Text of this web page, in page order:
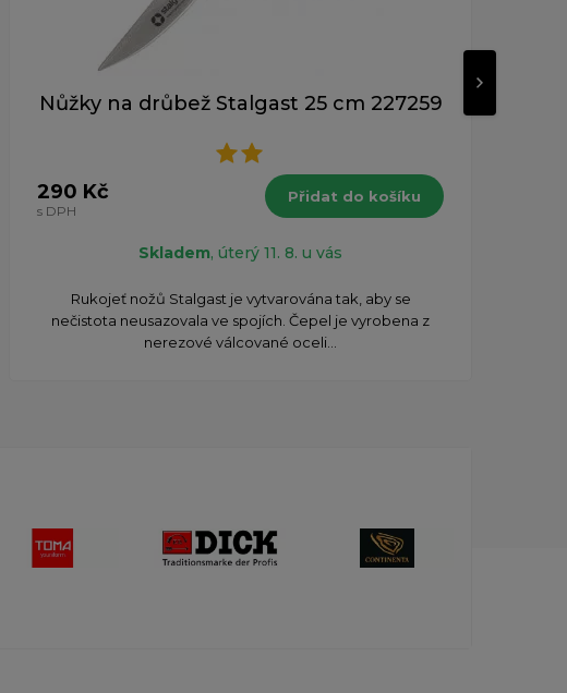
Nůžky na drůbež Stalgast 25 cm 227259
290 Kč
s DPH
Přidat do košíku
Skladem, úterý 11. 8. u vás
Rukojeť nožů Stalgast je vytvarována tak, aby se
nečistota neusazovala ve spojích. Čepel je vyrobena z
nerezové válcované oceli...